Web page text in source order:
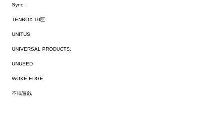
Sync.
TENBOX 10匣
UNITUS
UNIVERSAL PRODUCTS.
UNUSED
WOKE EDGE
不眠遊戯